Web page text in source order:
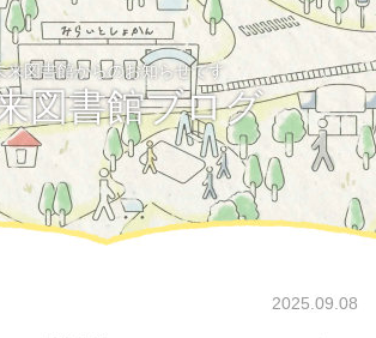
来図書館からのお知らせです
図書館ブログ
2025.09.08